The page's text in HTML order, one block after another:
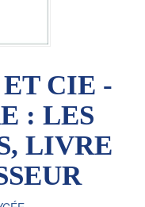
CIE -
: LES
LIVRE